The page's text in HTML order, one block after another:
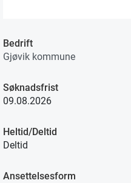
Bedrift
Gjøvik kommune
Søknadsfrist
09.08.2026
Heltid/Deltid
Deltid
Ansettelsesform